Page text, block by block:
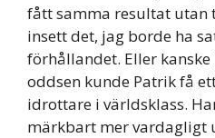
fått samma resultat utan
insett det, jag borde ha
förhållandet. Eller
oddsen kunde Patrik få
idrottare i världsklass.
märkbart mer vardagligt